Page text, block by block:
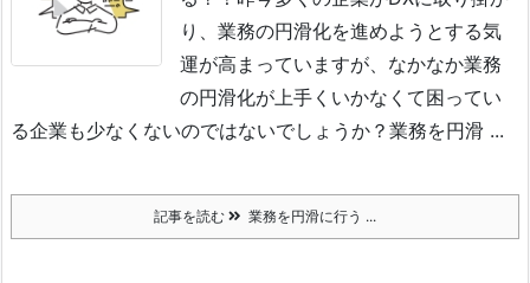
り、業務の円滑化を進めようとする気
運が高まっていますが、なかなか業務
の円滑化が上手くいかなくて困ってい
る企業も少なくないのではないでしょうか？ 業務を円滑 ...
記事を読む 業務を円滑に行う ...